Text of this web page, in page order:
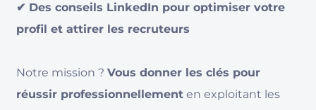
✔ Des conseils LinkedIn pour optimiser votre
profil et attirer les recruteurs
Notre mission ? Vous donner les clés pour
réussir professionnellement en exploitant les